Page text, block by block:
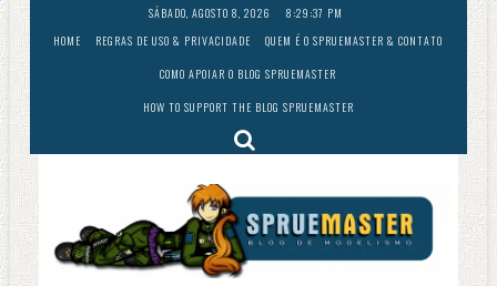
Skip
to
content
SÁBADO, AGOSTO 8, 2026
8:29:38 PM
HOME
REGRAS DE USO & PRIVACIDADE
QUEM É O SPRUEMASTER & CONTATO
COMO APOIAR O BLOG SPRUEMASTER
HOW TO SUPPORT THE BLOG SPRUEMASTER